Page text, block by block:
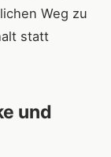
Weg zu
statt
und